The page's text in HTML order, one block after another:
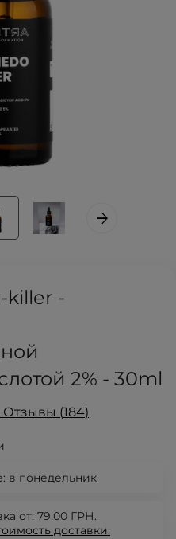
killer -
2% - 30ml
Отзывы 184
в понедельник
от: 79,00 ГРН.
доставки.